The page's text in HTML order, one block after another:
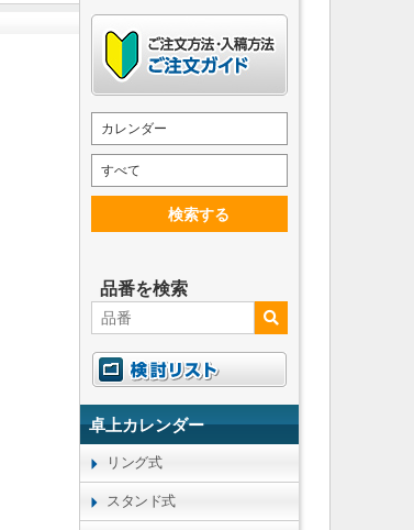
カレンダー
すべて
検索する
品番を検索
卓上カレンダー
リング式
スタンド式